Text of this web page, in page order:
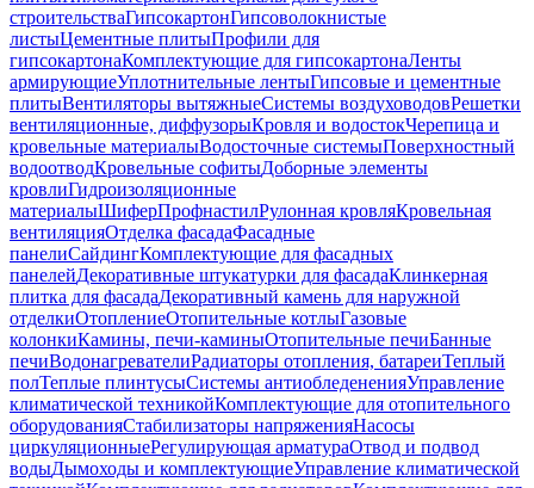
строительстваГипсокартонГипсоволокнистые
листыЦементные плитыПрофили для
гипсокартонаКомплектующие для гипсокартонаЛенты
армирующиеУплотнительные лентыГипсовые и цементные
плитыВентиляторы вытяжныеСистемы воздуховодовРешетки
вентиляционные, диффузорыКровля и водостокЧерепица и
кровельные материалыВодосточные системыПоверхностный
водоотводКровельные софитыДоборные элементы
кровлиГидроизоляционные
материалыШиферПрофнастилРулонная кровляКровельная
вентиляцияОтделка фасадаФасадные
панелиСайдингКомплектующие для фасадных
панелейДекоративные штукатурки для фасадаКлинкерная
плитка для фасадаДекоративный камень для наружной
отделкиОтоплениеОтопительные котлыГазовые
колонкиКамины, печи-каминыОтопительные печиБанные
печиВодонагревателиРадиаторы отопления, батареиТеплый
полТеплые плинтусыСистемы антиобледененияУправление
климатической техникойКомплектующие для отопительного
оборудованияСтабилизаторы напряженияНасосы
циркуляционныеРегулирующая арматураОтвод и подвод
водыДымоходы и комплектующиеУправление климатической